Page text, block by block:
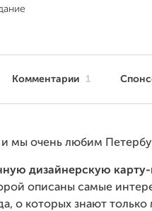
Комментарии 1
мы очень любим
дизайнерскую карту-
описаны самые
о которых знают